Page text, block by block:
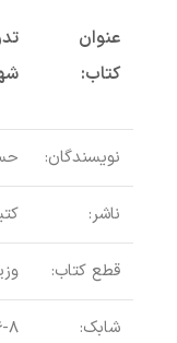
عنوان
کتاب:
نویسندگان:
ناشر:
قطع کتاب:
شابک: